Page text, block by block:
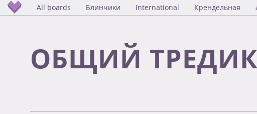
All boards Блинчики International Крендельная
ОБЩИЙ ТРЕДИК